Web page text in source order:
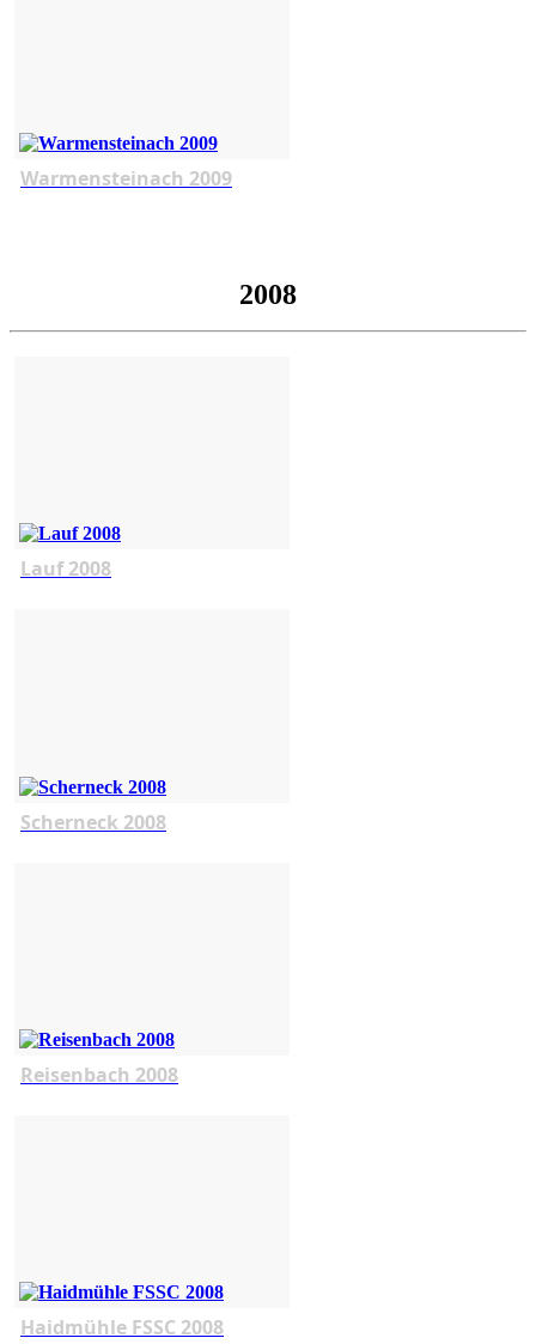
Warmensteinach 2009
2008
Lauf 2008
Scherneck 2008
Reisenbach 2008
Haidmühle FSSC 2008